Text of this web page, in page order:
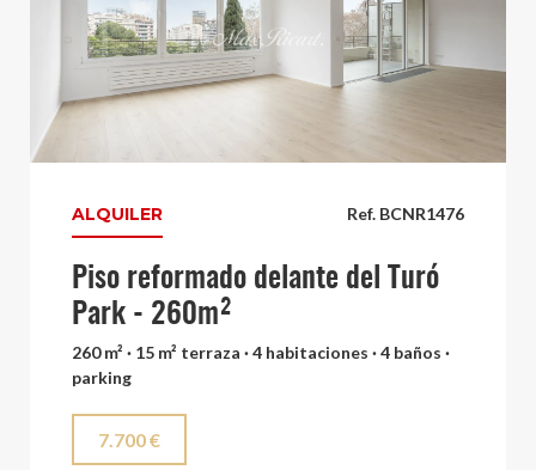
Ref. BCNR1476
ALQUILER
Piso reformado delante del Turó
Park - 260m²
260 m² · 15 m² terraza · 4 habitaciones · 4 baños ·
parking
7.700 €